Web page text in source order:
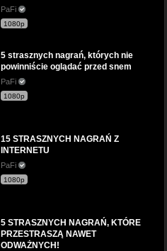
PaFi
1080p
5 strasznych nagrań, których nie
powinniście oglądać przed snem
PaFi
1080p
15 STRASZNYCH NAGRAŃ Z
INTERNETU
PaFi
1080p
5 STRASZNYCH NAGRAŃ, KTÓRE
PRZESTRASZĄ NAWET
ODWAŻNYCH!